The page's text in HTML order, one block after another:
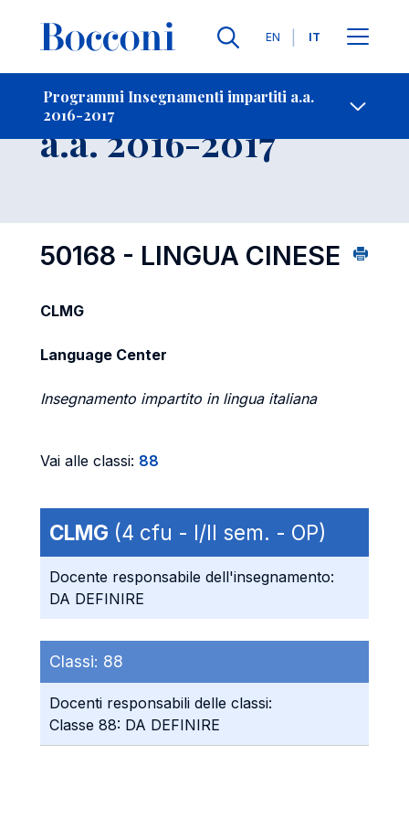
Lingue
EN IT
Programmi Insegnamenti impartiti a.a.
2016-2017
-
Insegnamento
a.a. 2016-2017
50168 - LINGUA CINESE
CLMG
Language Center
Insegnamento impartito in lingua italiana
Vai alle classi: 88
CLMG (4 cfu - I/II sem. - OP)
Docente responsabile dell'insegnamento:
DA DEFINIRE
Classi: 88
Docenti responsabili delle classi:
Classe 88: DA DEFINIRE